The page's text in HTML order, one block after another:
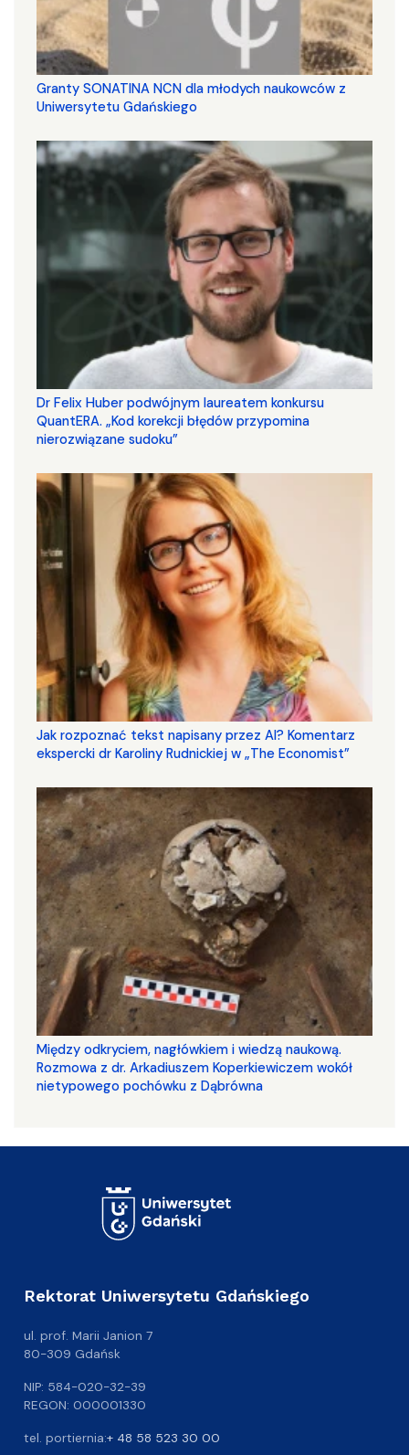
Granty SONATINA NCN dla młodych naukowców z
Uniwersytetu Gdańskiego
Dr Felix Huber podwójnym laureatem konkursu
QuantERA. „Kod korekcji błędów przypomina
nierozwiązane sudoku”
Jak rozpoznać tekst napisany przez AI? Komentarz
ekspercki dr Karoliny Rudnickiej w „The Economist”
Między odkryciem, nagłówkiem i wiedzą naukową.
Rozmowa z dr. Arkadiuszem Koperkiewiczem wokół
nietypowego pochówku z Dąbrówna
Rektorat Uniwersytetu Gdańskiego
ul. prof. Marii Janion 7
80-309 Gdańsk
NIP: 584-020-32-39
REGON: 000001330
tel. portiernia:+ 48 58 523 30 00